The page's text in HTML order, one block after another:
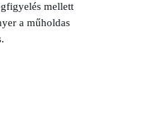
mellett
a műholdas